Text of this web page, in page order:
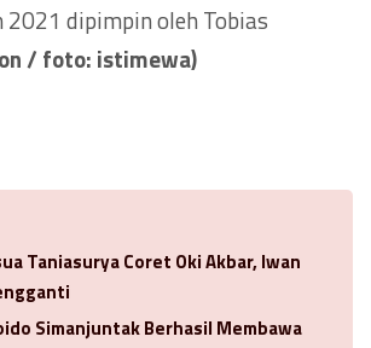
dipimpin oleh Tobias
/ foto: istimewa)
Taniasurya Coret Oki Akbar, Iwan
Simanjuntak Berhasil Membawa